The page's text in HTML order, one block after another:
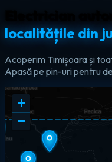
localitățile din
Acoperim Timișoara și
Apasă pe pin-uri pentru
+
−